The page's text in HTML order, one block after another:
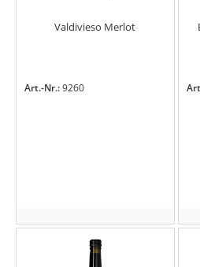
Valdivieso Merlot
Art.-Nr.:9260